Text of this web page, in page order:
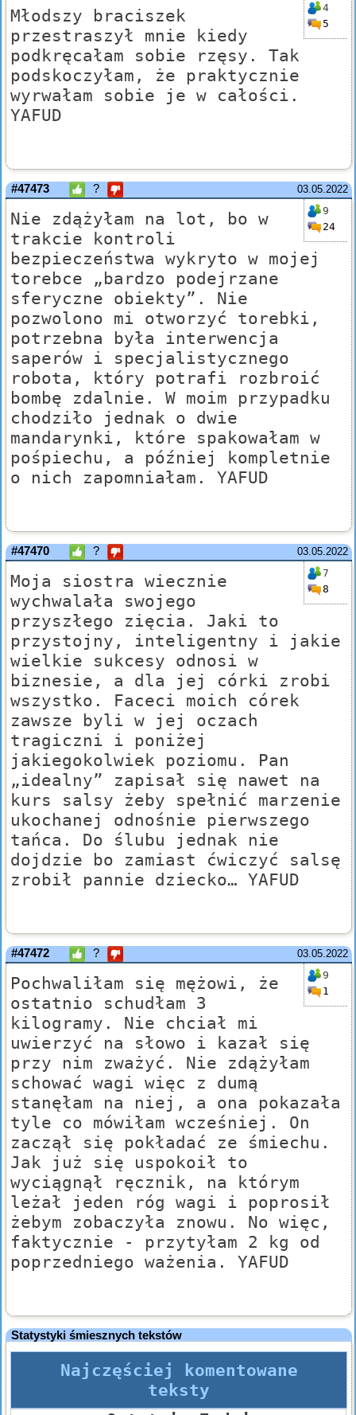
4
5
Młodszy braciszek
przestraszył mnie kiedy
podkręcałam sobie rzęsy. Tak
podskoczyłam, że praktycznie
wyrwałam sobie je w całości.
YAFUD
03.05.2022
#47473 ?
9
24
Nie zdążyłam na lot, bo w
trakcie kontroli
bezpieczeństwa wykryto w mojej
torebce „bardzo podejrzane
sferyczne obiekty”. Nie
pozwolono mi otworzyć torebki,
potrzebna była interwencja
saperów i specjalistycznego
robota, który potrafi rozbroić
bombę zdalnie. W moim przypadku
chodziło jednak o dwie
mandarynki, które spakowałam w
pośpiechu, a później kompletnie
o nich zapomniałam. YAFUD
03.05.2022
#47470 ?
7
8
Moja siostra wiecznie
wychwalała swojego
przyszłego zięcia. Jaki to
przystojny, inteligentny i jakie
wielkie sukcesy odnosi w
biznesie, a dla jej córki zrobi
wszystko. Faceci moich córek
zawsze byli w jej oczach
tragiczni i poniżej
jakiegokolwiek poziomu. Pan
„idealny” zapisał się nawet na
kurs salsy żeby spełnić marzenie
ukochanej odnośnie pierwszego
tańca. Do ślubu jednak nie
dojdzie bo zamiast ćwiczyć salsę
zrobił pannie dziecko… YAFUD
03.05.2022
#47472 ?
9
1
Pochwaliłam się mężowi, że
ostatnio schudłam 3
kilogramy. Nie chciał mi
uwierzyć na słowo i kazał się
przy nim zważyć. Nie zdążyłam
schować wagi więc z dumą
stanęłam na niej, a ona pokazała
tyle co mówiłam wcześniej. On
zaczął się pokładać ze śmiechu.
Jak już się uspokoił to
wyciągnął ręcznik, na którym
leżał jeden róg wagi i poprosił
żebym zobaczyła znowu. No więc,
faktycznie - przytyłam 2 kg od
poprzedniego ważenia. YAFUD
Statystyki śmiesznych tekstów
Najczęściej komentowane
teksty